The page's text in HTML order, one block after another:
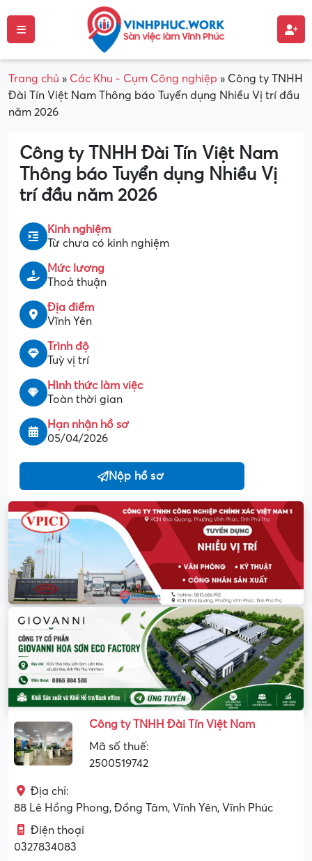
Trang chủ » Các Khu - Cụm Công nghiệp » Công ty TNHH
Đài Tín Việt Nam Thông báo Tuyển dụng Nhiều Vị trí đầu
năm 2026
Công ty TNHH Đài Tín Việt Nam
Thông báo Tuyển dụng Nhiều Vị
trí đầu năm 2026
Kinh nghiệm
Từ chưa có kinh nghiệm
Mức lương
Thoả thuận
Địa điểm
Vĩnh Yên
Trình độ
Tuỳ vị trí
Hình thức làm việc
Toàn thời gian
Hạn nhận hồ sơ
05/04/2026
Nộp hồ sơ
Công ty TNHH Đài Tín Việt Nam
Mã số thuế:
2500519742
Địa chỉ:
88 Lê Hồng Phong, Đồng Tâm, Vĩnh Yên, Vĩnh Phúc
Điện thoại
0327834083